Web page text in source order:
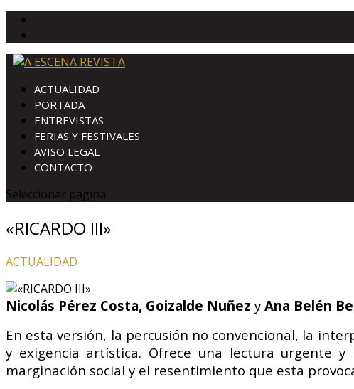
ACTUALIDAD
PORTADA
ENTREVISTAS
FERIAS Y FESTIVALES
AVISO LEGAL
CONTACTO
Seleccionar página
«RICARDO III»
ACTUALIDAD
Nicolás Pérez Costa, Goizalde Nuñez y Ana Belén
En esta versión, la percusión no convencional, la
y exigencia artística. Ofrece una lectura urgente
marginación social y el resentimiento que esta